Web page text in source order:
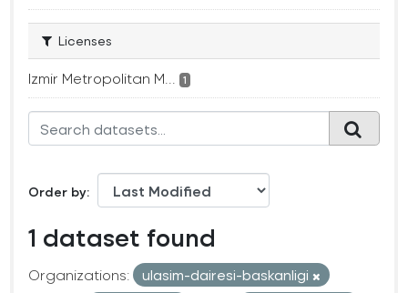
Licenses
Izmir Metropolitan M... 1
Order by
1 dataset found
Organizations:
ulasim-dairesi-baskanligi